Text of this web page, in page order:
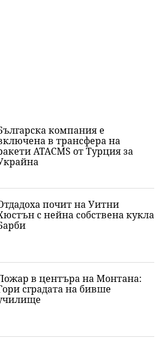
компания е
в трансфера на
ATACMS от Турция за
почит на Уитни
с нейна собствена кукла
в центъра на Монтана:
сградата на бивше